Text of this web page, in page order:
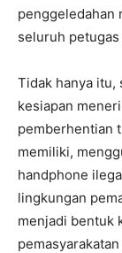
penggeledahan
seluruh
Tidak hanya itu,
kesiapan
pemberhentian
memiliki,
handphone
lingkungan
menjadi bentuk